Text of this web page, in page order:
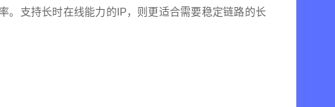
。支持长时在线能力的IP，则更适合需要稳定链路的长